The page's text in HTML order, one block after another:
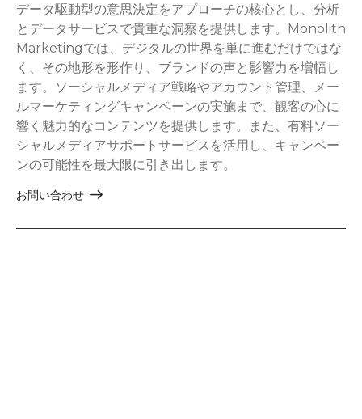
データ駆動型の意思決定をアプローチの核心とし、分析
とデータサービスで貴重な洞察を提供します。Monolith
Marketingでは、デジタルの世界を単に進むだけではな
く、その地形を形作り、ブランドの声と影響力を増幅し
ます。ソーシャルメディア戦略やアカウント管理、メー
ルマーケティングキャンペーンの実施まで、観客の心に
響く魅力的なコンテンツを提供します。また、有料ソー
シャルメディアサポートサービスを活用し、キャンペー
ンの可能性を最大限に引き出します。
お問い合わせ